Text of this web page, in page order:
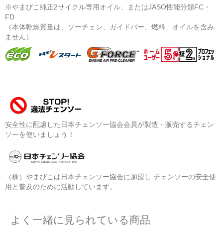
※やまびこ純正2サイクル専用オイル、またはJASO性能分類FC・
FD
（本体乾燥質量は、ソーチェン、ガイドバー、燃料、オイルを含み
ません）
安全性に配慮した日本チェンソー協会会員が製造・販売するチェン
ソーを使いましょう！
（株）やまびこは日本チェンソー協会に加盟し チェンソーの安全使
用と普及のために活動しています。
よく一緒に見られている商品